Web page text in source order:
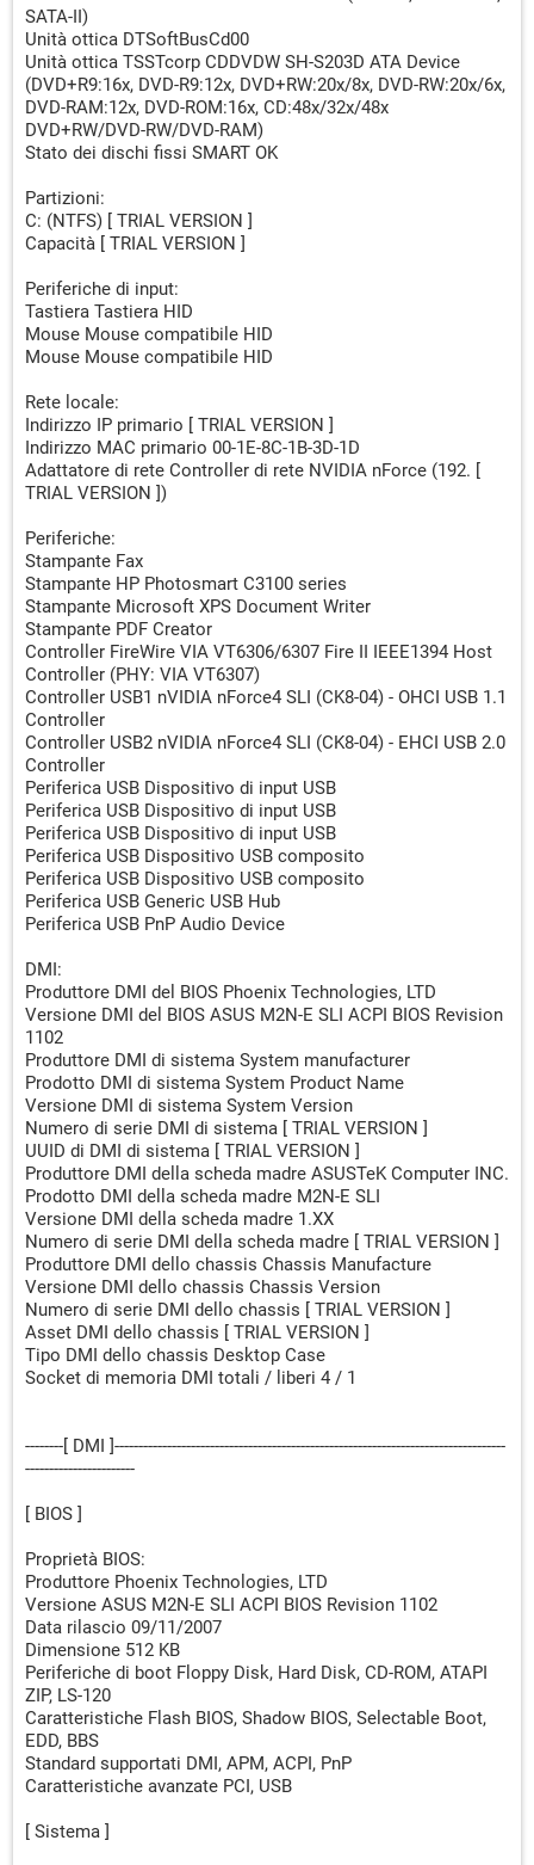
SATA-II)
Unità ottica DTSoftBusCd00
Unità ottica TSSTcorp CDDVDW SH-S203D ATA Device
(DVD+R9:16x, DVD-R9:12x, DVD+RW:20x/8x, DVD-RW:20x/6x,
DVD-RAM:12x, DVD-ROM:16x, CD:48x/32x/48x
DVD+RW/DVD-RW/DVD-RAM)
Stato dei dischi fissi SMART OK
Partizioni:
C: (NTFS) [ TRIAL VERSION ]
Capacità [ TRIAL VERSION ]
Periferiche di input:
Tastiera Tastiera HID
Mouse Mouse compatibile HID
Mouse Mouse compatibile HID
Rete locale:
Indirizzo IP primario [ TRIAL VERSION ]
Indirizzo MAC primario 00-1E-8C-1B-3D-1D
Adattatore di rete Controller di rete NVIDIA nForce (192. [
TRIAL VERSION ])
Periferiche:
Stampante Fax
Stampante HP Photosmart C3100 series
Stampante Microsoft XPS Document Writer
Stampante PDF Creator
Controller FireWire VIA VT6306/6307 Fire II IEEE1394 Host
Controller (PHY: VIA VT6307)
Controller USB1 nVIDIA nForce4 SLI (CK8-04) - OHCI USB 1.1
Controller
Controller USB2 nVIDIA nForce4 SLI (CK8-04) - EHCI USB 2.0
Controller
Periferica USB Dispositivo di input USB
Periferica USB Dispositivo di input USB
Periferica USB Dispositivo di input USB
Periferica USB Dispositivo USB composito
Periferica USB Dispositivo USB composito
Periferica USB Generic USB Hub
Periferica USB PnP Audio Device
DMI:
Produttore DMI del BIOS Phoenix Technologies, LTD
Versione DMI del BIOS ASUS M2N-E SLI ACPI BIOS Revision
1102
Produttore DMI di sistema System manufacturer
Prodotto DMI di sistema System Product Name
Versione DMI di sistema System Version
Numero di serie DMI di sistema [ TRIAL VERSION ]
UUID di DMI di sistema [ TRIAL VERSION ]
Produttore DMI della scheda madre ASUSTeK Computer INC.
Prodotto DMI della scheda madre M2N-E SLI
Versione DMI della scheda madre 1.XX
Numero di serie DMI della scheda madre [ TRIAL VERSION ]
Produttore DMI dello chassis Chassis Manufacture
Versione DMI dello chassis Chassis Version
Numero di serie DMI dello chassis [ TRIAL VERSION ]
Asset DMI dello chassis [ TRIAL VERSION ]
Tipo DMI dello chassis Desktop Case
Socket di memoria DMI totali / liberi 4 / 1
--------[ DMI ]----------------------------------------------------------------------------------
-----------------------
[ BIOS ]
Proprietà BIOS:
Produttore Phoenix Technologies, LTD
Versione ASUS M2N-E SLI ACPI BIOS Revision 1102
Data rilascio 09/11/2007
Dimensione 512 KB
Periferiche di boot Floppy Disk, Hard Disk, CD-ROM, ATAPI
ZIP, LS-120
Caratteristiche Flash BIOS, Shadow BIOS, Selectable Boot,
EDD, BBS
Standard supportati DMI, APM, ACPI, PnP
Caratteristiche avanzate PCI, USB
[ Sistema ]